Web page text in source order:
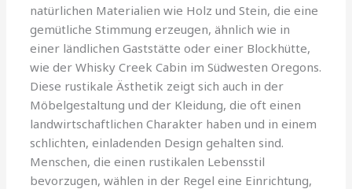
natürlichen Materialien wie Holz und Stein, die eine
gemütliche Stimmung erzeugen, ähnlich wie in
einer ländlichen Gaststätte oder einer Blockhütte,
wie der Whisky Creek Cabin im Südwesten Oregons.
Diese rustikale Ästhetik zeigt sich auch in der
Möbelgestaltung und der Kleidung, die oft einen
landwirtschaftlichen Charakter haben und in einem
schlichten, einladenden Design gehalten sind.
Menschen, die einen rustikalen Lebensstil
bevorzugen, wählen in der Regel eine Einrichtung,